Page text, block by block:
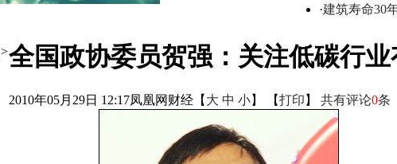
·建筑寿命30
>全国政协委员贺强：关注低碳行业
2010年05月29日 12:17凤凰网财经 【 大 中 小】 【打印 】 共有评论0条